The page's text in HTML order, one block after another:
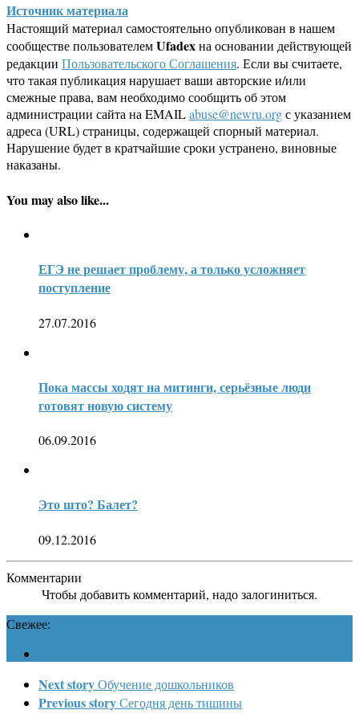
Источник материала
Настоящий материал самостоятельно опубликован в нашем
сообществе пользователемUfadexна основании действующей
редакции Пользовательского Соглашения. Если вы считаете,
что такая публикация нарушает ваши авторские и/или
смежные права, вам необходимо сообщить об этом
администрации сайта на EMAILabuse@newru.orgс указанием
адреса (URL) страницы, содержащей спорный материал.
Нарушение будет в кратчайшие сроки устранено, виновные
наказаны.
You may also like...
ЕГЭ не решает проблему, а только усложняет
поступление
27.07.2016
Пока массы ходят на митинги, серьёзные люди
готовят новую систему
06.09.2016
Это што? Балет?
09.12.2016
Комментарии
Чтобы добавить комментарий, надо залогиниться.
Свежее:
Next storyОбучение дошкольников
Previous storyСегодня день тишины